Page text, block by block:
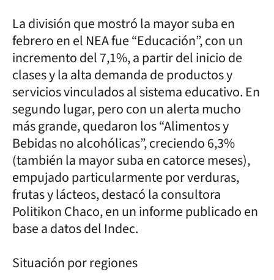
La división que mostró la mayor suba en
febrero en el NEA fue “Educación”, con un
incremento del 7,1%, a partir del inicio de
clases y la alta demanda de productos y
servicios vinculados al sistema educativo. En
segundo lugar, pero con un alerta mucho
más grande, quedaron los “Alimentos y
Bebidas no alcohólicas”, creciendo 6,3%
(también la mayor suba en catorce meses),
empujado particularmente por verduras,
frutas y lácteos, destacó la consultora
Politikon Chaco, en un informe publicado en
base a datos del Indec.
Situación por regiones